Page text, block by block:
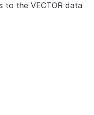
to the VECTOR data